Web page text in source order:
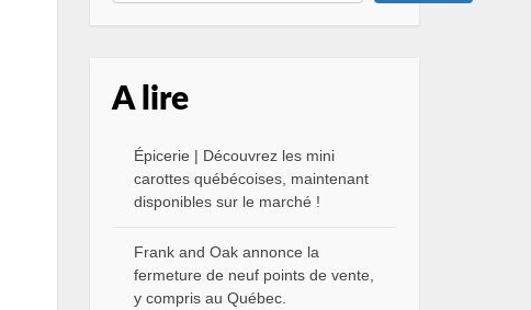
A lire
Épicerie | Découvrez les mini
carottes québécoises, maintenant
disponibles sur le marché !
Frank and Oak annonce la
fermeture de neuf points de vente,
y compris au Québec.